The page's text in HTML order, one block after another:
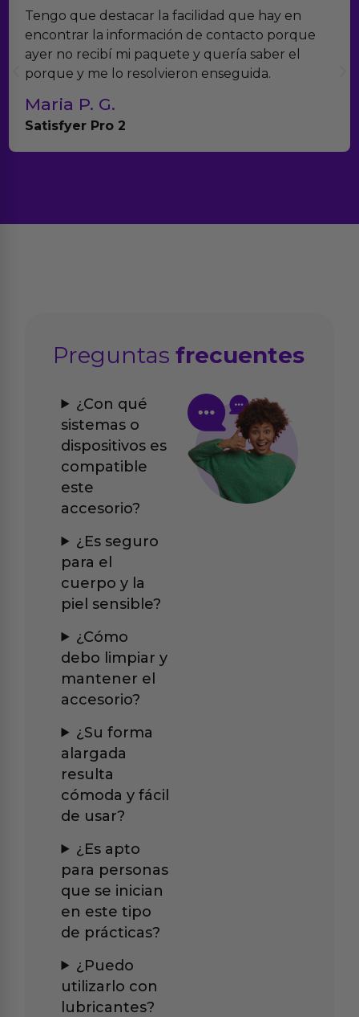
Encontramos Erotiks a través de Google y la
verdad es que nos han sorprendido. Tienen
muchísimos productos y han sido super atentos
con el seguimiento del pedido.
Teresa y Diego
Anna Huevo Vibrador
Preguntasfrecuentes
¿Con qué
sistemas o
dispositivos es
compatible
este
accesorio?
¿Es seguro
para el
cuerpo y la
piel sensible?
¿Cómo
debo limpiar y
mantener el
accesorio?
¿Su forma
alargada
resulta
cómoda y fácil
de usar?
¿Es apto
para personas
que se inician
en este tipo
de prácticas?
¿Puedo
utilizarlo con
lubricantes?